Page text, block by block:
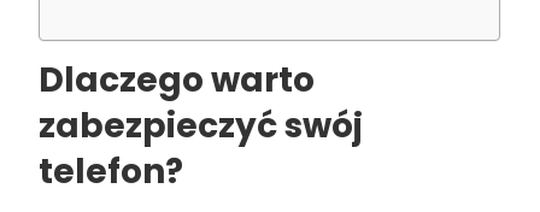
Dlaczego warto
zabezpieczyć swój
telefon?